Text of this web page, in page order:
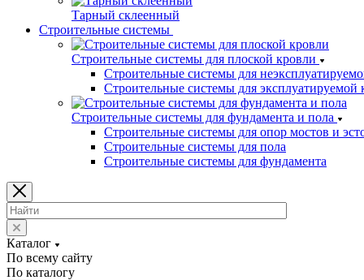
Тарный склеенный
Строительные системы
Строительные системы для плоской кровли
Строительные системы для
Строительные системы для эксплуатируемой
Строительные системы для фундамента и пола
Строительные системы для опор мостов и
Строительные системы для пола
Строительные системы для фундамента
Каталог
По всему сайту
По каталогу